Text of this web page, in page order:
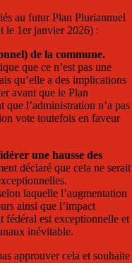
au futur Plan Pluriannuel
le 1er janvier 2026) :
de la commune.
que ce n’est pas une
qu’elle a des implications
avant que le Plan
l’administration n’a pas
vote toutefois en faveur
une hausse des
déclaré que cela ne serait
laquelle l’augmentation
ainsi que l’impact
fédéral est exceptionnelle et
inévitable.
approuver cela et souhaite